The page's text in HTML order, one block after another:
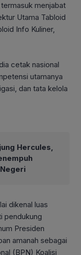
menjabat
Utama Tabloid
Info Kuliner,
cetak nasional
utamanya
dan tata kelola
Hercules,
dikenal luas
pendukung
Presiden
amanah sebagai
(BPN) Koalisi